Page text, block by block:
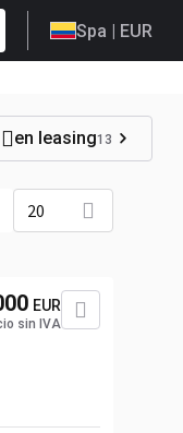
Spa | EUR
en leasing13
20
EUR
sin IVA